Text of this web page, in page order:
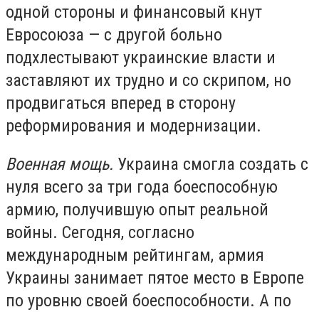
одной стороны и финансовый кнут
Евросоюза — с другой больно
подхлестывают украинские власти и
заставляют их трудно и со скрипом, но
продвигаться вперед в сторону
реформирования и модернизации.
Военная мощь. Украина смогла создать с
нуля всего за три года боеспособную
армию, получившую опыт реальной
войны. Сегодня, согласно
международным рейтингам, армия
Украины занимает пятое место в Европе
по уровню своей боеспособности. А по